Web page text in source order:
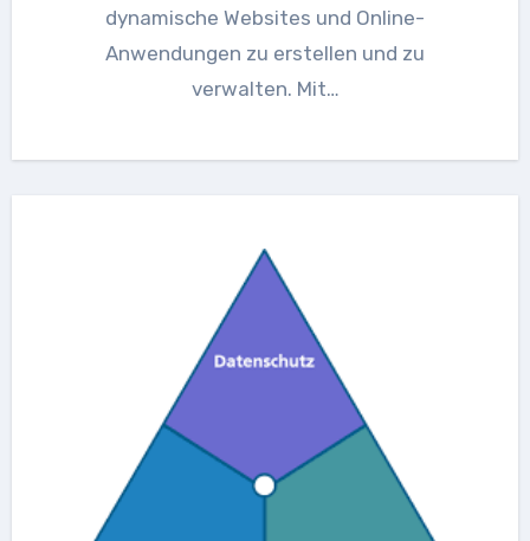
dynamische Websites und Online-
Anwendungen zu erstellen und zu
verwalten. Mit…